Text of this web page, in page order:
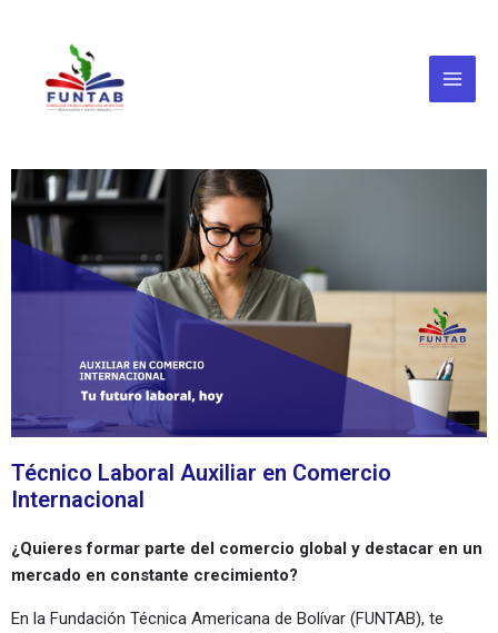
contenido
Menu
Técnico Laboral Auxiliar en Comercio
Internacional
¿Quieres formar parte del comercio global y destacar en un
mercado en constante crecimiento?
En la Fundación Técnica Americana de Bolívar (FUNTAB), te